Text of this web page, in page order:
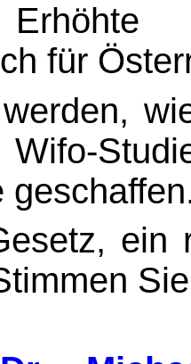
für
ein